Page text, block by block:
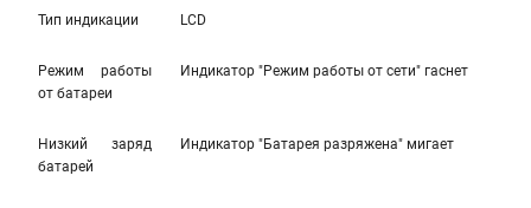
Тип индикации LCD
Режим работы
от батареи
Индикатор "Режим работы от сети" гаснет
Низкий заряд
батарей
Индикатор "Батарея разряжена" мигает